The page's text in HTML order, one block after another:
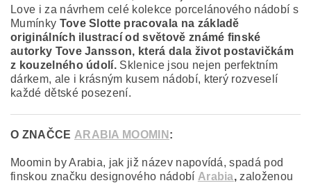
Love i za návrhem celé kolekce porcelánového nádobí s
Mumínky Tove Slotte pracovala na základě
originálních ilustrací od světově známé finské
autorky Tove Jansson, která dala život postavičkám
z kouzelného údolí. Sklenice jsou nejen perfektním
dárkem, ale i krásným kusem nádobí, který rozveselí
každé dětské posezení.
O ZNAČCE ARABIA MOOMIN :
Moomin by Arabia, jak již název napovídá, spadá pod
finskou značku designového nádobí Arabia, založenou